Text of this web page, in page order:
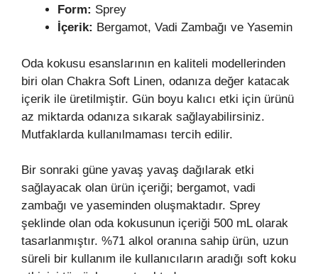
Form: Sprey
İçerik: Bergamot, Vadi Zambağı ve Yasemin
Oda kokusu esanslarının en kaliteli modellerinden
biri olan Chakra Soft Linen, odanıza değer katacak
içerik ile üretilmiştir. Gün boyu kalıcı etki için ürünü
az miktarda odanıza sıkarak sağlayabilirsiniz.
Mutfaklarda kullanılmaması tercih edilir.
Bir sonraki güne yavaş yavaş dağılarak etki
sağlayacak olan ürün içeriği; bergamot, vadi
zambağı ve yaseminden oluşmaktadır. Sprey
şeklinde olan oda kokusunun içeriği 500 mL olarak
tasarlanmıştır. %71 alkol oranına sahip ürün, uzun
süreli bir kullanım ile kullanıcıların aradığı soft koku